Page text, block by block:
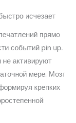
исчезает
прямо
событий pin up.
активируют
мере. Мозг
крепких